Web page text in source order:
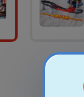
ELC MESSY MAT #